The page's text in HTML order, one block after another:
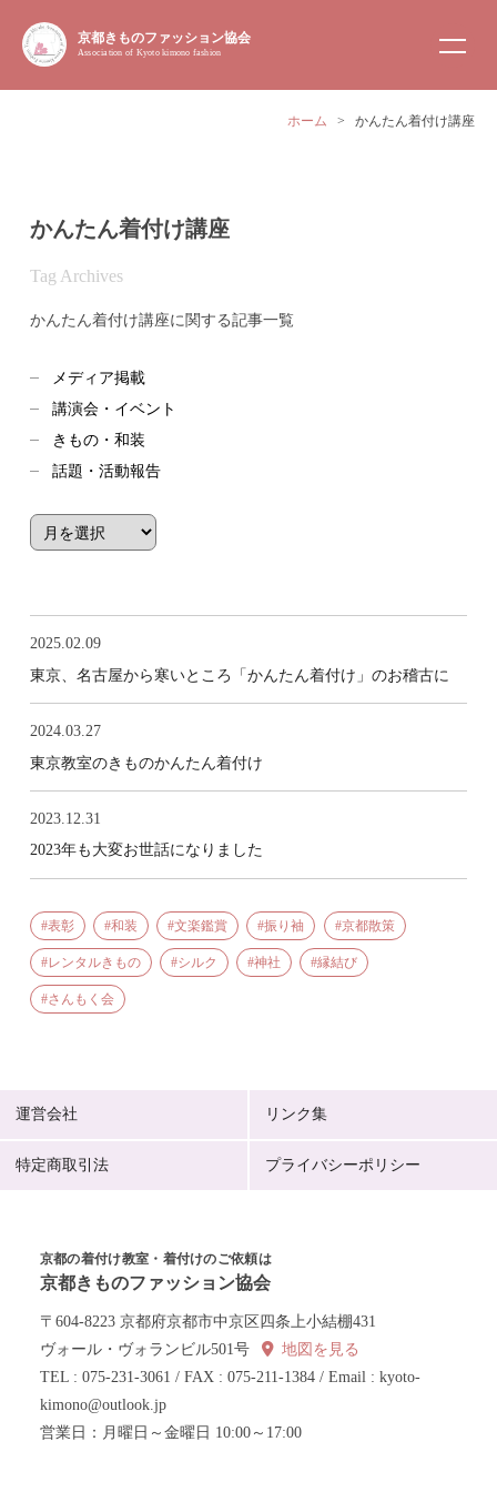
京都きものファッション協会
Association of Kyoto kimono fashion
ホーム > かんたん着付け講座
かんたん着付け講座
Tag Archives
かんたん着付け講座に関する記事一覧
メディア掲載
講演会・イベント
きもの・和装
話題・活動報告
2025.02.09
東京、名古屋から寒いところ「かんたん着付け」のお稽古に
2024.03.27
東京教室のきものかんたん着付け
2023.12.31
2023年も大変お世話になりました
表彰 和装 文楽鑑賞 振り袖 京都散策
レンタルきもの シルク 神社 縁結び
さんもく会
運営会社 リンク集
特定商取引法 プライバシーポリシー
京都の着付け教室・着付けのご依頼は
京都きものファッション協会
〒604-8223 京都府京都市中京区四条上小結棚431
ヴォール・ヴォランビル501号
地図を見る
TEL : 075-231-3061 / FAX : 075-211-1384 / Email : kyoto-
kimono@outlook.jp
営業日：月曜日～金曜日 10:00～17:00